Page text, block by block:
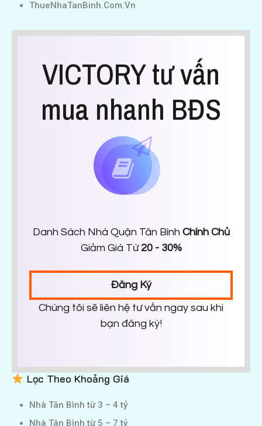
ThueNhaTanBinh.Com.Vn
VICTORY tư vấn
mua nhanh BĐS
Danh Sách Nhà Quận Tân Bình Chính Chủ
Giảm Giá Từ 20 - 30%
Đăng Ký
Chúng tôi sẽ liên hệ tư vấn ngay sau khi
bạn đăng ký!
Lọc Theo Khoảng Giá
Nhà Tân Bình từ 3 – 4 tỷ
Nhà Tân Bình từ 5 – 7 tỷ